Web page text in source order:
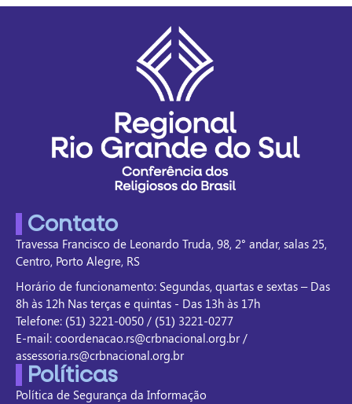
Contato
Travessa Francisco de Leonardo Truda, 98, 2° andar, salas 25,
Centro, Porto Alegre, RS
Horário de funcionamento: Segundas, quartas e sextas – Das
8h às 12h Nas terças e quintas - Das 13h às 17h
Telefone: (51) 3221-0050 / (51) 3221-0277
E-mail: coordenacao.rs@crbnacional.org.br /
assessoria.rs@crbnacional.org.br
Políticas
Política de Segurança da Informação